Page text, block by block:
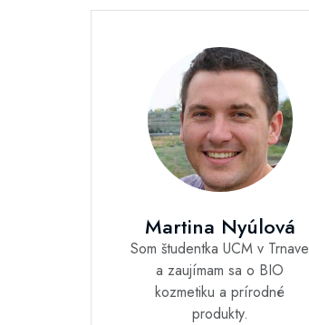
Martina Nyúlová
Som študentka UCM v Trnave
a zaujímam sa o BIO
kozmetiku a prírodné
produkty.